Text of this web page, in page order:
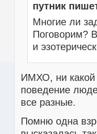
путник
Многие ли
Поговорим?
и
ИМХО, ни какой
поведение
все разные.
Помню одна